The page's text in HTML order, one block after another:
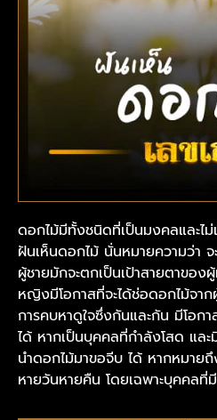
ดอกไม้มีทั้งชนิดที่เป็นมงคลและไ
ฝันเห็นดอกไม้ นั่นหมายความว่า
ผู้ชายมักจะตกเป็นเป้าสายตาขอ
หญิงมีโอกาสที่จะได้ช่อดอกไม้จาก
การคบหาดูใจซึ่งกันและกัน มีโอก
ได้ หากเป็นบุคคลที่กำลังโสด แล
นำดอกไม้มาขอจีบ ได้ หากหมาย
หายวันหายคืน โดยเฉพาะบุคคลที่